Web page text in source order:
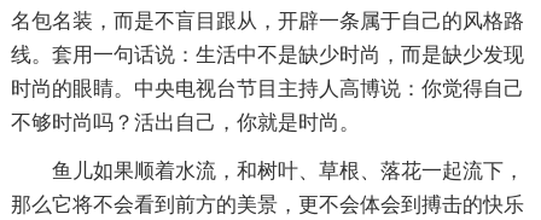
名包名装，而是不盲目跟从，开辟一条属于自己的风格路
线。套用一句话说：生活中不是缺少时尚，而是缺少发现
时尚的眼睛。中央电视台节目主持人高博说：你觉得自己
不够时尚吗？活出自己，你就是时尚。
鱼儿如果顺着水流，和树叶、草根、落花一起流下，
那么它将不会看到前方的美景，更不会体会到搏击的快乐